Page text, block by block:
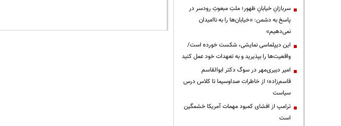
سربازانِ خیابانِ ظهور؛ ملتِ مبعوثِ رودسر در
پاسخ به دشمن: «خیابان‌ها را به ناامیدان
نمی‌دهیم»
این دیپلماسی نمایشی، شکست خورده است/
واقعیت‌ها را بپذیرید و به تعهدات خود عمل کنید
امیر دبیری‌مهر در سوگ دکتر ابوالقاسم
قاسم‌زاده؛ از خاطرات صداوسیما تا کلاس درس
سیاست
ترامپ از افشای کمبود مهمات آمریکا خشمگین
است